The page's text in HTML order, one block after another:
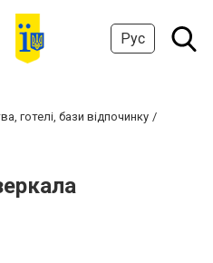
Рус
готелі, бази відпочинку